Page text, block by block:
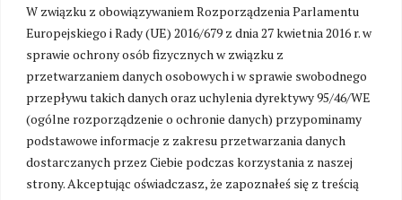
W związku z obowiązywaniem Rozporządzenia Parlamentu
Europejskiego i Rady (UE) 2016/679 z dnia 27 kwietnia 2016 r. w
sprawie ochrony osób fizycznych w związku z
przetwarzaniem danych osobowych i w sprawie swobodnego
przepływu takich danych oraz uchylenia dyrektywy 95/46/WE
(ogólne rozporządzenie o ochronie danych) przypominamy
podstawowe informacje z zakresu przetwarzania danych
dostarczanych przez Ciebie podczas korzystania z naszej
strony. Akceptując oświadczasz, że zapoznałeś się z treścią